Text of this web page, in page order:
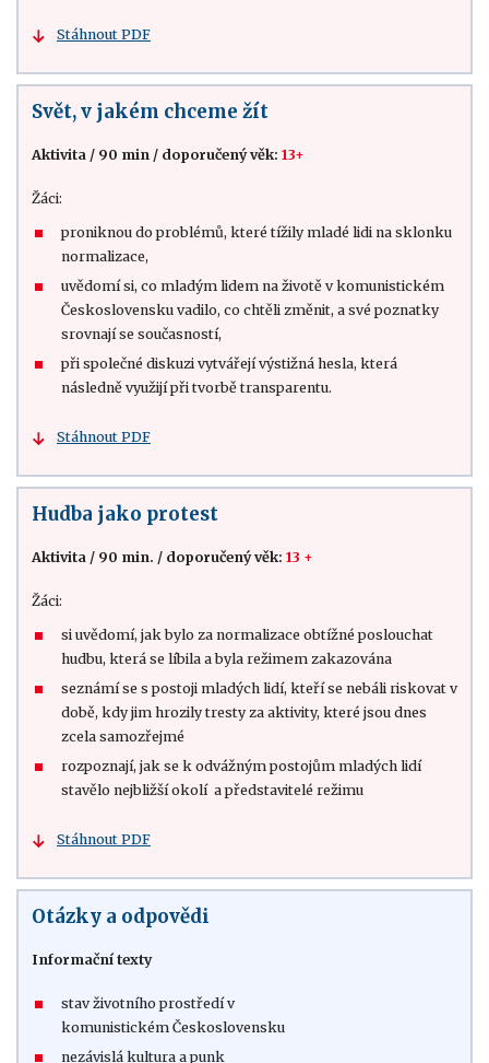
Stáhnout PDF
Svět, v jakém chceme žít
Aktivita / 90 min / doporučený věk: 13+
Žáci:
proniknou do problémů, které tížily mladé lidi na sklonku
normalizace,
uvědomí si, co mladým lidem na životě v komunistickém
Československu vadilo, co chtěli změnit, a své poznatky
srovnají se současností,
při společné diskuzi vytvářejí výstižná hesla, která
následně využijí při tvorbě transparentu.
Stáhnout PDF
Hudba jako protest
Aktivita / 90 min. / doporučený věk: 13 +
Žáci:
si uvědomí, jak bylo za normalizace obtížné poslouchat
hudbu, která se líbila a byla režimem zakazována
seznámí se s postoji mladých lidí, kteří se nebáli riskovat v
době, kdy jim hrozily tresty za aktivity, které jsou dnes
zcela samozřejmé
rozpoznají, jak se k odvážným postojům mladých lidí
stavělo nejbližší okolí a představitelé režimu
Stáhnout PDF
Otázky a odpovědi
Informační texty
stav životního prostředí v
komunistickém Československu
nezávislá kultura a punk